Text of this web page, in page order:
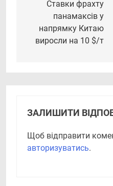
записів
Ставки фрахту
панамаксів у
напрямку Китаю
виросли на 10 $/т
ЗАЛИШИТИ
Щоб відправити
авторизуватись.